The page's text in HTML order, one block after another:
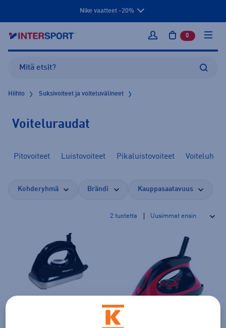
Nike vaatteet -20%
Kirjaudu sisään
0 tuotetta
Hiihto Suksivoiteet ja voiteluvälineet
Voiteluraudat
Pitovoiteet Luistovoiteet Pikaluistovoiteet
Kohderyhmä Brändi Kauppasaatavuus
2 tuotetta
Swix